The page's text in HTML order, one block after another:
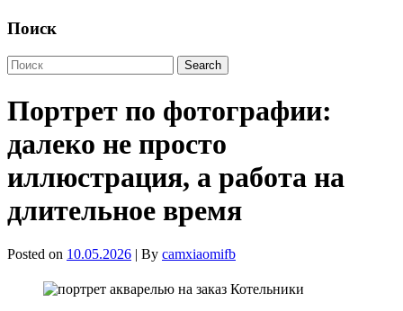
Поиск
Портрет по фотографии:
далеко не просто
иллюстрация, а работа на
длительное время
Posted on 10.05.2026 | By camxiaomifb